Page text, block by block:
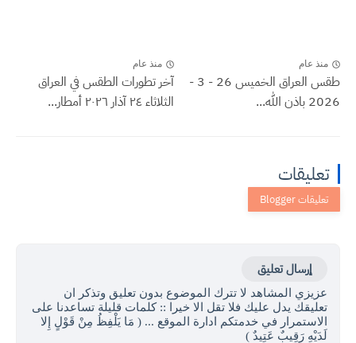
منذ عام
طقس العراق الخميس 26 - 3 -
2026 باذن الله...
منذ عام
آخر تطورات الطقس في العراق
الثلاثاء ٢٤ آذار ٢٠٢٦ أمطار...
تعليقات
إرسال تعليق
عزيزي المشاهد لا تترك الموضوع بدون تعليق وتذكر ان
تعليقك يدل عليك فلا تقل الا خيرا :: كلمات قليلة تساعدنا على
الاستمرار في خدمتكم ادارة الموقع ... ( مَا يَلْفِظُ مِنْ قَوْلٍ إِلا
لَدَيْهِ رَقِيبٌ عَتِيدٌ )